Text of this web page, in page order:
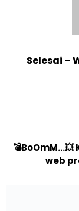
Selesai –
web